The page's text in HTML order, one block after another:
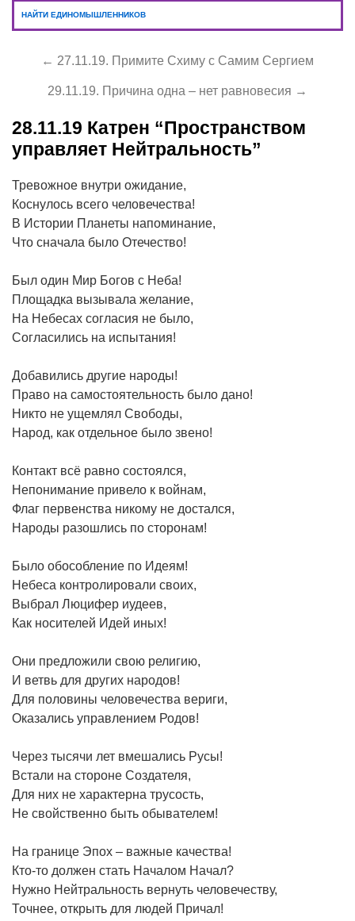
НАЙТИ ЕДИНОМЫШЛЕННИКОВ
← 27.11.19. Примите Схиму с Самим Сергием
29.11.19. Причина одна – нет равновесия →
28.11.19 Катрен “Пространством
управляет Нейтральность”
Тревожное внутри ожидание,
Коснулось всего человечества!
В Истории Планеты напоминание,
Что сначала было Отечество!
Был один Мир Богов с Неба!
Площадка вызывала желание,
На Небесах согласия не было,
Согласились на испытания!
Добавились другие народы!
Право на самостоятельность было дано!
Никто не ущемлял Свободы,
Народ, как отдельное было звено!
Контакт всё равно состоялся,
Непонимание привело к войнам,
Флаг первенства никому не достался,
Народы разошлись по сторонам!
Было обособление по Идеям!
Небеса контролировали своих,
Выбрал Люцифер иудеев,
Как носителей Идей иных!
Они предложили свою религию,
И ветвь для других народов!
Для половины человечества вериги,
Оказались управлением Родов!
Через тысячи лет вмешались Русы!
Встали на стороне Создателя,
Для них не характерна трусость,
Не свойственно быть обывателем!
На границе Эпох – важные качества!
Кто-то должен стать Началом Начал?
Нужно Нейтральность вернуть человечеству,
Точнее, открыть для людей Причал!